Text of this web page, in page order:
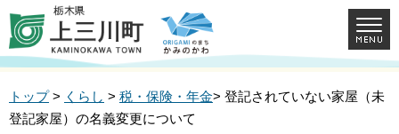
トップ> くらし > 税・保険・年金> 登記されていない家屋（未
登記家屋）の名義変更について